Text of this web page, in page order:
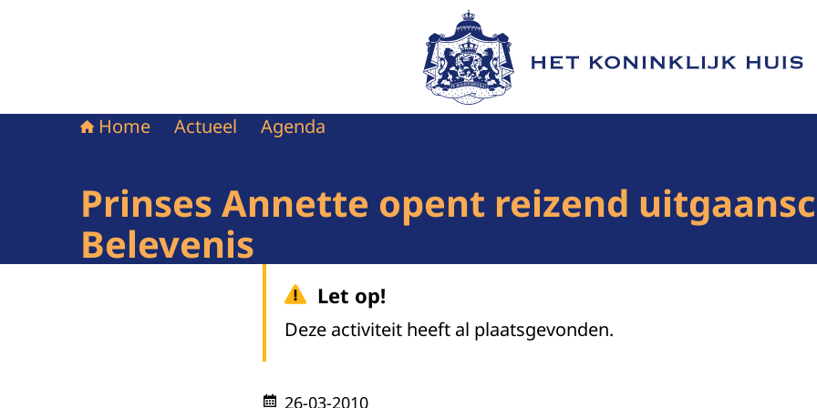
Naar de homepage van Het Koninklijk Huis
Home Actueel Agenda
Prinses Annette opent reizend
Belevenis
Let op!
Deze activiteit heeft al plaatsgevonden.
26-03-2010